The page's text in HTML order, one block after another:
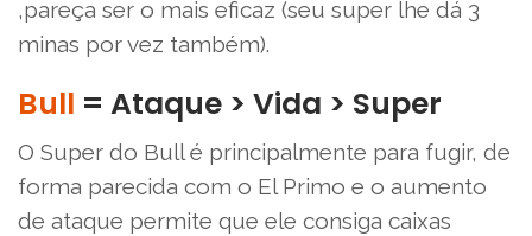
,pareça ser o mais eficaz (seu super lhe dá 3
minas por vez também).
Bull = Ataque > Vida > Super
O Super do Bull é principalmente para fugir, de
forma parecida com o El Primo e o aumento
de ataque permite que ele consiga caixas